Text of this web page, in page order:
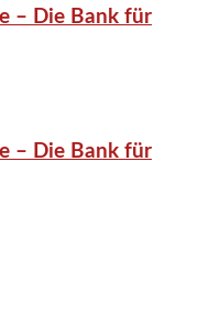
– Die Bank für
– Die Bank für